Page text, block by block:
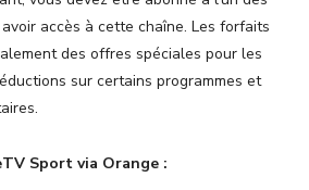
accès à cette chaîne. Les forfaits
des offres spéciales pour les
sur certains programmes et
Sport via Orange :